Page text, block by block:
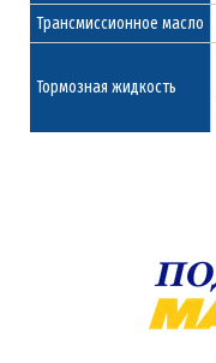
Трансмиссионное масло
Тормозная жидкость